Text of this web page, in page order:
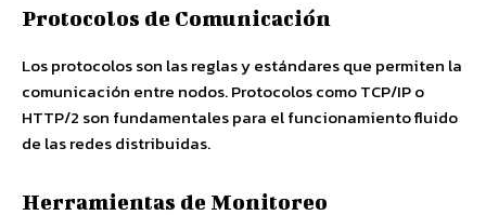
Protocolos de Comunicación
Los protocolos son las reglas y estándares que permiten la
comunicación entre nodos. Protocolos como TCP/IP o
HTTP/2 son fundamentales para el funcionamiento fluido
de las redes distribuidas.
Herramientas de Monitoreo